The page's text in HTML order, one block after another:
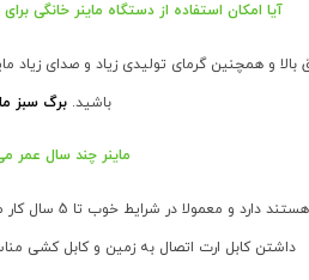
آیا امکان استفاده از دستگاه ماینر خانگی
و همچنین گرمای تولیدی زیاد و صدای زیاد
باشید. برگ سبز
ماینر چند سال عمر
عمر دستگاه
داشتن کابل ارت اتصال به زمین و کابل کشی